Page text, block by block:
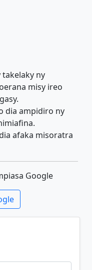
ny
misy ireo
dia ampidiro ny
afaka misoratra
Google